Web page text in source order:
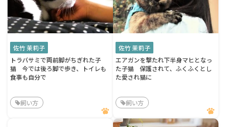
佐竹 茉莉子
トラバサミで両前脚がちぎれた子
猫 今では後ろ脚で歩き、トイレも
食事も自分で
飼い方
佐竹 茉莉子
エアガンを撃たれ下半身マヒとなっ
た子猫 保護されて、ふくふくとし
た愛され猫に
飼い方